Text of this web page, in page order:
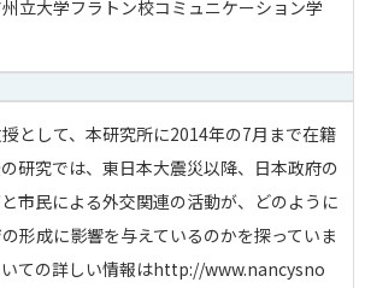
立大学フラトン校コミュニケーション学
として、本研究所に2014年の7月まで在籍
研究では、東日本大震災以降、日本政府の
市民による外交関連の活動が、どのように
形成に影響を与えているのかを探っていま
ての詳しい情報はhttp://www.nancysno